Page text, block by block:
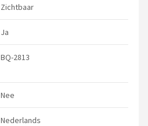
Zichtbaar
Ja
BQ-2813
Nee
Nederlands